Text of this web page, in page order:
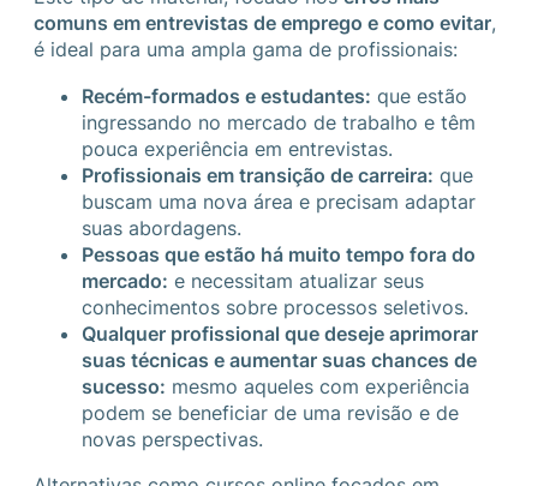
comuns em entrevistas de emprego e como evitar,
é ideal para uma ampla gama de profissionais:
Recém-formados e estudantes: que estão
ingressando no mercado de trabalho e têm
pouca experiência em entrevistas.
Profissionais em transição de carreira: que
buscam uma nova área e precisam adaptar
suas abordagens.
Pessoas que estão há muito tempo fora do
mercado: e necessitam atualizar seus
conhecimentos sobre processos seletivos.
Qualquer profissional que deseje aprimorar
suas técnicas e aumentar suas chances de
sucesso: mesmo aqueles com experiência
podem se beneficiar de uma revisão e de
novas perspectivas.